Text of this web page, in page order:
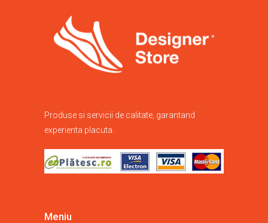
Produse si servicii de calitate, garantand
experienta placuta.
Meniu